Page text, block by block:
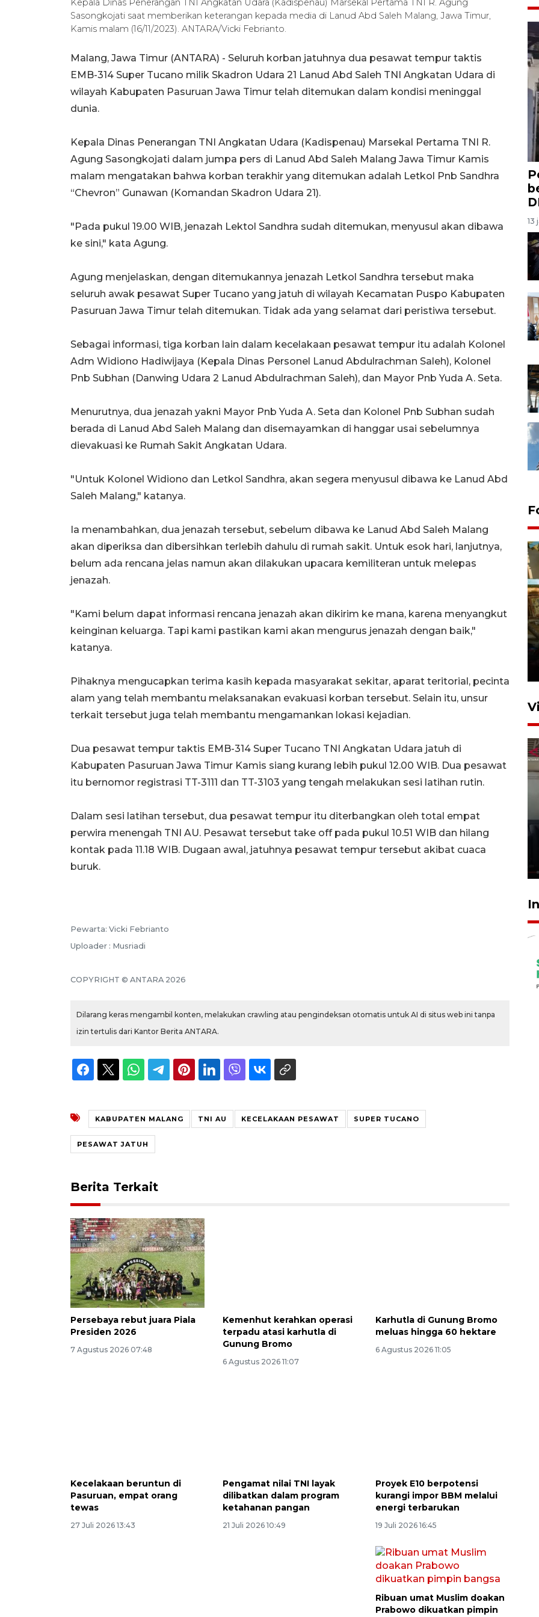
Kepala Dinas Penerangan TNI Angkatan Udara (Kadispenau) Marsekal Pertama TNI R. Agung
Sasongkojati saat memberikan keterangan kepada media di Lanud Abd Saleh Malang, Jawa Timur,
Kamis malam (16/11/2023). ANTARA/Vicki Febrianto.
Malang, Jawa Timur (ANTARA) - Seluruh korban jatuhnya dua pesawat tempur taktis
EMB-314 Super Tucano milik Skadron Udara 21 Lanud Abd Saleh TNI Angkatan Udara di
wilayah Kabupaten Pasuruan Jawa Timur telah ditemukan dalam kondisi meninggal
dunia.
Kepala Dinas Penerangan TNI Angkatan Udara (Kadispenau) Marsekal Pertama TNI R.
Agung Sasongkojati dalam jumpa pers di Lanud Abd Saleh Malang Jawa Timur Kamis
malam mengatakan bahwa korban terakhir yang ditemukan adalah Letkol Pnb Sandhra
“Chevron” Gunawan (Komandan Skadron Udara 21).
"Pada pukul 19.00 WIB, jenazah Lektol Sandhra sudah ditemukan, menyusul akan dibawa
ke sini," kata Agung.
Agung menjelaskan, dengan ditemukannya jenazah Letkol Sandhra tersebut maka
seluruh awak pesawat Super Tucano yang jatuh di wilayah Kecamatan Puspo Kabupaten
Pasuruan Jawa Timur telah ditemukan. Tidak ada yang selamat dari peristiwa tersebut.
Sebagai informasi, tiga korban lain dalam kecelakaan pesawat tempur itu adalah Kolonel
Adm Widiono Hadiwijaya (Kepala Dinas Personel Lanud Abdulrachman Saleh), Kolonel
Pnb Subhan (Danwing Udara 2 Lanud Abdulrachman Saleh), dan Mayor Pnb Yuda A. Seta.
Menurutnya, dua jenazah yakni Mayor Pnb Yuda A. Seta dan Kolonel Pnb Subhan sudah
berada di Lanud Abd Saleh Malang dan disemayamkan di hanggar usai sebelumnya
dievakuasi ke Rumah Sakit Angkatan Udara.
"Untuk Kolonel Widiono dan Letkol Sandhra, akan segera menyusul dibawa ke Lanud Abd
Saleh Malang," katanya.
Ia menambahkan, dua jenazah tersebut, sebelum dibawa ke Lanud Abd Saleh Malang
akan diperiksa dan dibersihkan terlebih dahulu di rumah sakit. Untuk esok hari, lanjutnya,
belum ada rencana jelas namun akan dilakukan upacara kemiliteran untuk melepas
jenazah.
"Kami belum dapat informasi rencana jenazah akan dikirim ke mana, karena menyangkut
keinginan keluarga. Tapi kami pastikan kami akan mengurus jenazah dengan baik,"
katanya.
Pihaknya mengucapkan terima kasih kepada masyarakat sekitar, aparat teritorial, pecinta
alam yang telah membantu melaksanakan evakuasi korban tersebut. Selain itu, unsur
terkait tersebut juga telah membantu mengamankan lokasi kejadian.
Dua pesawat tempur taktis EMB-314 Super Tucano TNI Angkatan Udara jatuh di
Kabupaten Pasuruan Jawa Timur Kamis siang kurang lebih pukul 12.00 WIB. Dua pesawat
itu bernomor registrasi TT-3111 dan TT-3103 yang tengah melakukan sesi latihan rutin.
Dalam sesi latihan tersebut, dua pesawat tempur itu diterbangkan oleh total empat
perwira menengah TNI AU. Pesawat tersebut take off pada pukul 10.51 WIB dan hilang
kontak pada 11.18 WIB. Dugaan awal, jatuhnya pesawat tempur tersebut akibat cuaca
buruk.
Pewarta: Vicki Febrianto
Uploader : Musriadi
COPYRIGHT © ANTARA 2026
Dilarang keras mengambil konten, melakukan crawling atau pengindeksan otomatis untuk AI di situs web ini tanpa
izin tertulis dari Kantor Berita ANTARA.
KABUPATEN MALANG TNI AU KECELAKAAN PESAWAT SUPER TUCANO
PESAWAT JATUH
Berita Terkait
Persebaya rebut juara Piala
Presiden 2026
7 Agustus 2026 07:48
Kemenhut kerahkan operasi
terpadu atasi karhutla di
Gunung Bromo
6 Agustus 2026 11:07
Karhutla di Gunung Bromo
meluas hingga 60 hektare
6 Agustus 2026 11:05
Kecelakaan beruntun di
Pasuruan, empat orang
tewas
27 Juli 2026 13:43
Pengamat nilai TNI layak
dilibatkan dalam program
ketahanan pangan
21 Juli 2026 10:49
Proyek E10 berpotensi
kurangi impor BBM melalui
energi terbarukan
19 Juli 2026 16:45
Ribuan umat Muslim doakan
Prabowo dikuatkan pimpin
13
Foto: Lokasi ledakan bom
Ledakan rumah di Grand
Polonia Medan diduga akibat
kebocoran gas - VIDEO